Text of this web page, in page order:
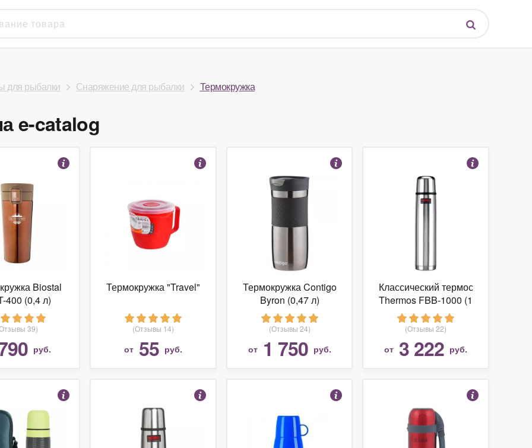
для рыбалки Снаряжение для рыбалки Термокружка
e-catalog
Biostal
400 (0,4 л)
39)
руб.
Термокружка "Travel"
(Отзывы 14)
от 55 руб.
Термокружка Contigo
Byron (0,47 л)
(Отзывы 24)
от 1 750 руб.
Классический термос
Thermos FBB-1000 (1
л)
(Отзывы 22)
от 3 222 руб.